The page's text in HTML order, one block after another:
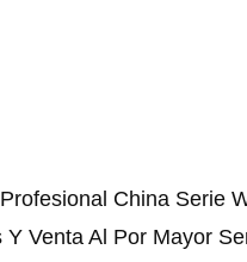
China Serie
YVenta Al Por Mayor